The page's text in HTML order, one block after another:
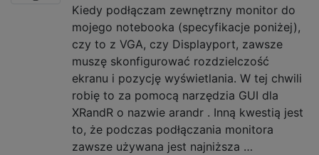
Kiedy podłączam zewnętrzny monitor do
mojego notebooka (specyfikacje poniżej),
czy to z VGA, czy Displayport, zawsze
muszę skonfigurować rozdzielczość
ekranu i pozycję wyświetlania. W tej chwili
robię to za pomocą narzędzia GUI dla
XRandR o nazwie arandr . Inną kwestią jest
to, że podczas podłączania monitora
zawsze używana jest najniższa …